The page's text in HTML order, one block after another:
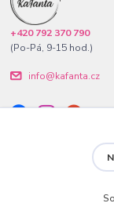
+420 792 370 790
(Po-Pá, 9-15 hod.)
info@kafanta.cz